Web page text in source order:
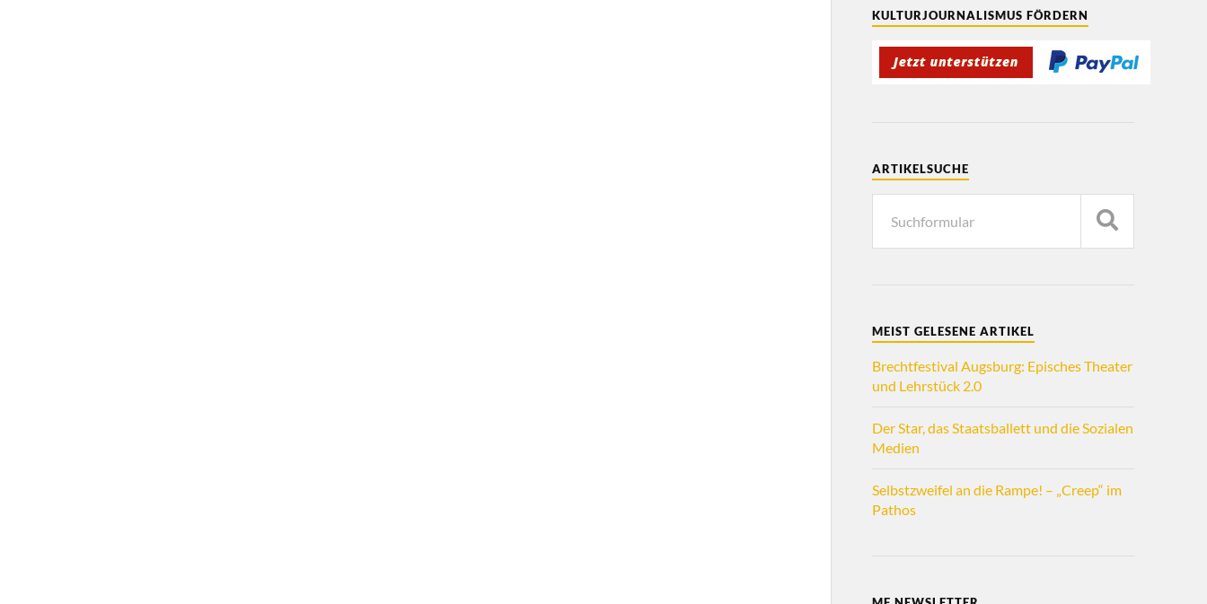
KULTURJOURNALISMUS FÖRDERN
ARTIKELSUCHE
MEIST GELESENE ARTIKEL
Brechtfestival Augsburg: Episches Theater
und Lehrstück 2.0
Der Star, das Staatsballett und die Sozialen
Medien
Selbstzweifel an die Rampe! – „Creep“ im
Pathos